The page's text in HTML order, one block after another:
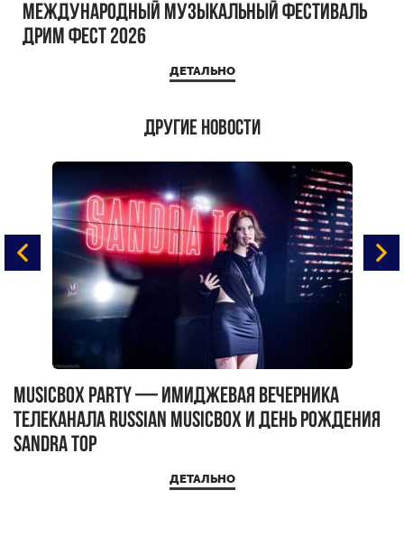
Международный музыкальный фестиваль
ДРИМ ФЕСТ 2026
ДЕТАЛЬНО
Другие новости
MUSICBOX PARTY — имиджевая вечерника
телеканала RUSSIAN MUSICBOX и день рождения
Sandra Top
ДЕТАЛЬНО